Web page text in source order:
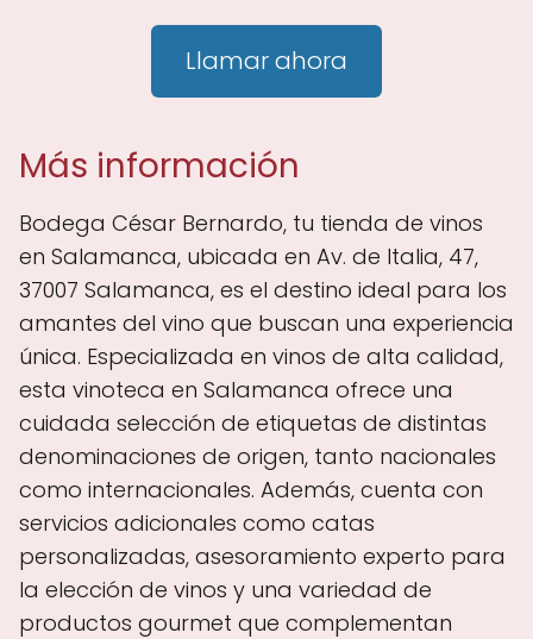
Llamar ahora
Más información
Bodega César Bernardo, tu tienda de vinos
en Salamanca, ubicada en Av. de Italia, 47,
37007 Salamanca, es el destino ideal para los
amantes del vino que buscan una experiencia
única. Especializada en vinos de alta calidad,
esta vinoteca en Salamanca ofrece una
cuidada selección de etiquetas de distintas
denominaciones de origen, tanto nacionales
como internacionales. Además, cuenta con
servicios adicionales como catas
personalizadas, asesoramiento experto para
la elección de vinos y una variedad de
productos gourmet que complementan